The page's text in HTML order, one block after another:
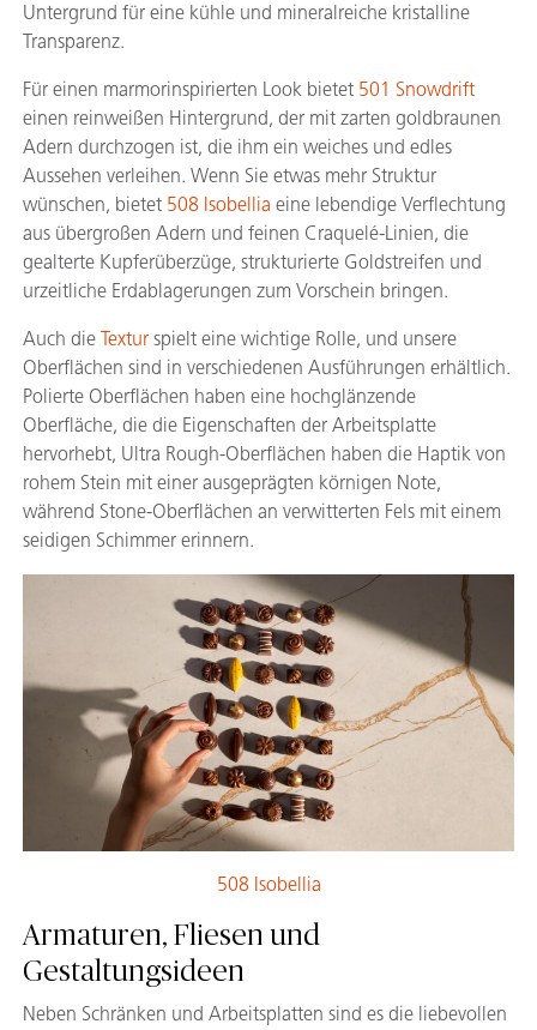
Untergrund für eine kühle und mineralreiche kristalline
Transparenz.
Für einen marmorinspirierten Look bietet 501 Snowdrift
einen reinweißen Hintergrund, der mit zarten goldbraunen
Adern durchzogen ist, die ihm ein weiches und edles
Aussehen verleihen. Wenn Sie etwas mehr Struktur
wünschen, bietet 508 Isobellia eine lebendige Verflechtung
aus übergroßen Adern und feinen Craquelé-Linien, die
gealterte Kupferüberzüge, strukturierte Goldstreifen und
urzeitliche Erdablagerungen zum Vorschein bringen.
Auch die Textur spielt eine wichtige Rolle, und unsere
Oberflächen sind in verschiedenen Ausführungen erhältlich.
Polierte Oberflächen haben eine hochglänzende
Oberfläche, die die Eigenschaften der Arbeitsplatte
hervorhebt, Ultra Rough-Oberflächen haben die Haptik von
rohem Stein mit einer ausgeprägten körnigen Note,
während Stone-Oberflächen an verwitterten Fels mit einem
seidigen Schimmer erinnern.
508 Isobellia
Armaturen, Fliesen und
Gestaltungsideen
Neben Schränken und Arbeitsplatten sind es die liebevollen